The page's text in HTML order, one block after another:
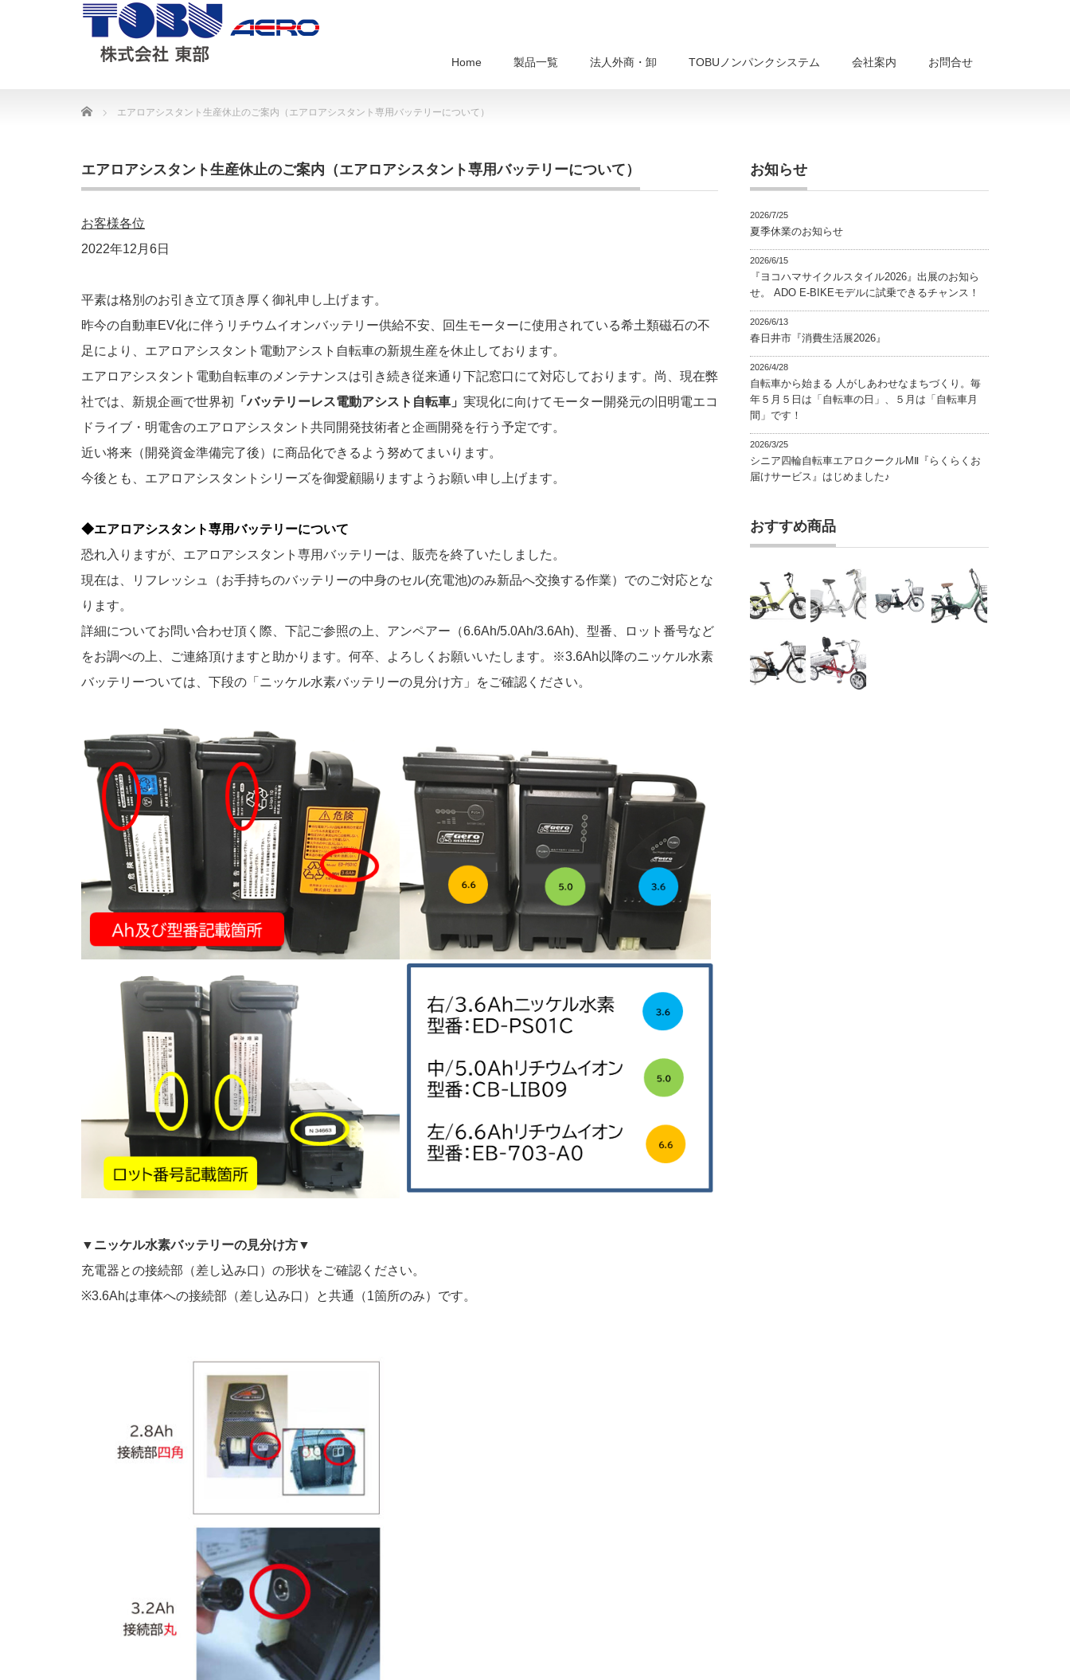
Home 製品一覧 法人外商・卸 TOBUノンパンクシステム 会社案内 お問合せ
Home エアロアシスタント生産休止のご案内（エアロアシスタント専用バッテリーについて）
エアロアシスタント生産休止のご案内（エアロアシスタント専用バッテリーについて）
お客様各位
2022年12月6日
平素は格別のお引き立て頂き厚く御礼申し上げます。
昨今の自動車EV化に伴うリチウムイオンバッテリー供給不安、回生モーターに使用されている希土類磁石の不
足により、エアロアシスタント電動アシスト自転車の新規生産を休止しております。
エアロアシスタント電動自転車のメンテナンスは引き続き従来通り下記窓口にて対応しております。尚、現在弊
社では、新規企画で世界初 「バッテリーレス電動アシスト自転車」 実現化に向けてモーター開発元の旧明電エコ
ドライブ・明電舎のエアロアシスタント共同開発技術者と企画開発を行う予定です。
近い将来（開発資金準備完了後）に商品化できるよう努めてまいります。
今後とも、エアロアシスタントシリーズを御愛顧賜りますようお願い申し上げます。
◆エアロアシスタント専用バッテリーについて
恐れ入りますが、エアロアシスタント専用バッテリーは、販売を終了いたしました。
現在は、リフレッシュ（お手持ちのバッテリーの中身のセル(充電池)のみ新品へ交換する作業）でのご対応とな
ります。
詳細についてお問い合わせ頂く際、下記ご参照の上、アンペアー（6.6Ah/5.0Ah/3.6Ah)、型番、ロット番号など
をお調べの上、ご連絡頂けますと助かります。何卒、よろしくお願いいたします。※3.6Ah以降のニッケル水素
バッテリーついては、下段の「ニッケル水素バッテリーの見分け方」をご確認ください。
▼ ニッケル水素バッテリーの見分け方▼
充電器との接続部（差し込み口）の形状をご確認ください。
※3.6Ahは車体への接続部（差し込み口）と共通（1箇所のみ）です。
お知らせ
2026/7/25
夏季休業のお知らせ
2026/6/15
『ヨコハマサイクルスタイル2026』出展のお知ら
せ。 ADO E-BIKEモデルに試乗できるチャンス！
2026/6/13
春日井市『消費生活展2026』
2026/4/28
自転車から始まる 人がしあわせなまちづくり。毎
年５月５日は「自転車の日」、５月は「自転車月
間」です！
2026/3/25
シニア四輪自転車エアロクークルMⅡ『らくらくお
届けサービス』はじめました♪
おすすめ商品